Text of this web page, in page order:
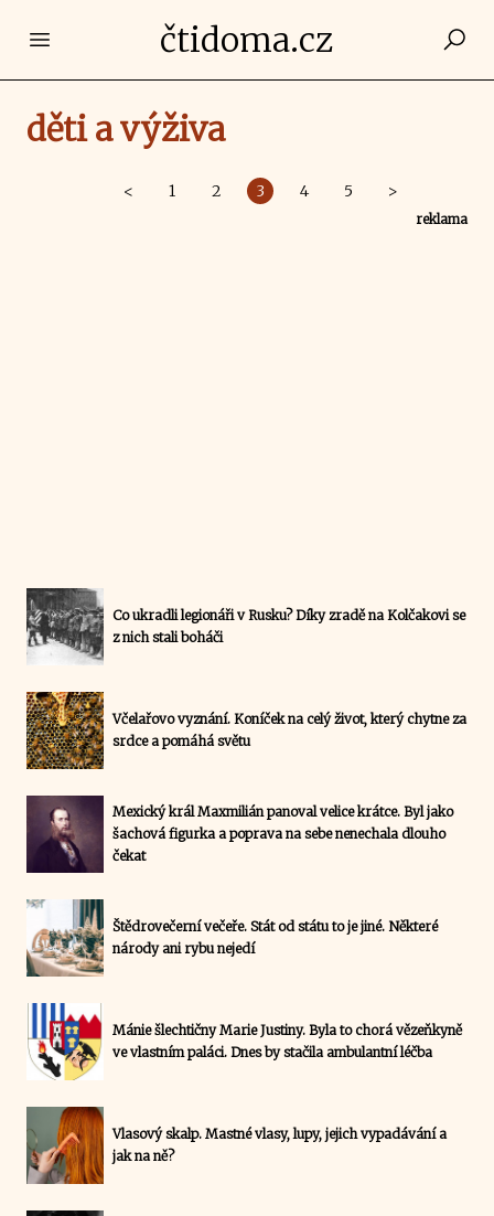
Open main menučtidoma.cz
děti a výživa
< 1 2 3 4 5 >
reklama
Co ukradli legionáři v Rusku? Díky zradě na Kolčakovi se
z nich stali boháči
Včelařovo vyznání. Koníček na celý život, který chytne za
srdce a pomáhá světu
Mexický král Maxmilián panoval velice krátce. Byl jako
šachová figurka a poprava na sebe nenechala dlouho
čekat
Štědrovečerní večeře. Stát od státu to je jiné. Některé
národy ani rybu nejedí
Mánie šlechtičny Marie Justiny. Byla to chorá vězeňkyně
ve vlastním paláci. Dnes by stačila ambulantní léčba
Vlasový skalp. Mastné vlasy, lupy, jejich vypadávání a
jak na ně?